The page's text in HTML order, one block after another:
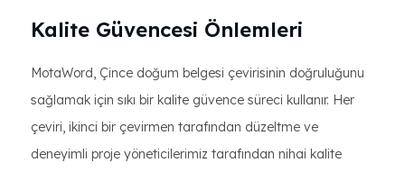
Kalite Güvencesi Önlemleri
MotaWord, Çince doğum belgesi çevirisinin doğruluğunu
sağlamak için sıkı bir kalite güvence süreci kullanır. Her
çeviri, ikinci bir çevirmen tarafından düzeltme ve
deneyimli proje yöneticilerimiz tarafından nihai kalite